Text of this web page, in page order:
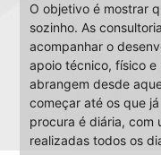
O objetivo é mostrar
sozinho. As
acompanhar o
apoio técnico, físico e
abrangem desde
começar até os que
procura é diária, com
realizadas todos os